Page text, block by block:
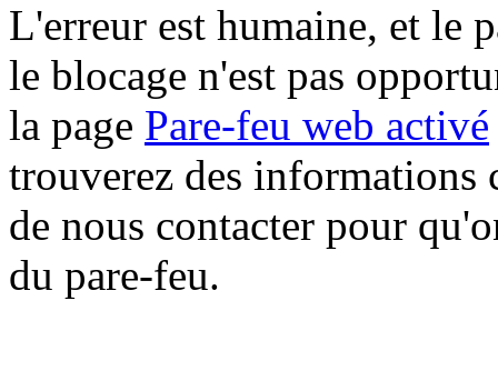
L'erreur est humaine, et le
le blocage n'est pas
la page Pare-feu web activé
trouverez des informations
de nous contacter pour
du pare-feu.